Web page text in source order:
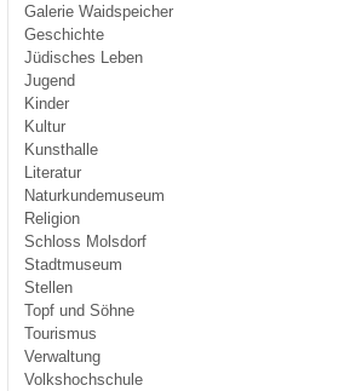
Galerie Waidspeicher
Geschichte
Jüdisches Leben
Jugend
Kinder
Kultur
Kunsthalle
Literatur
Naturkundemuseum
Religion
Schloss Molsdorf
Stadtmuseum
Stellen
Topf und Söhne
Tourismus
Verwaltung
Volkshochschule